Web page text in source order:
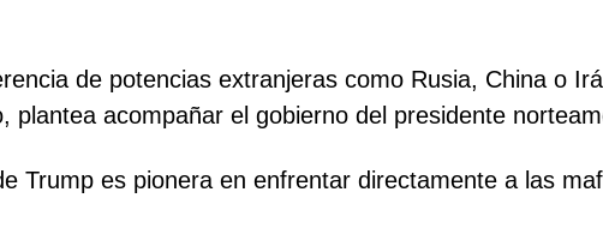
de potencias extranjeras como Rusia, China o
plantea acompañar el gobierno del presidente
Trump es pionera en enfrentar directamente a las